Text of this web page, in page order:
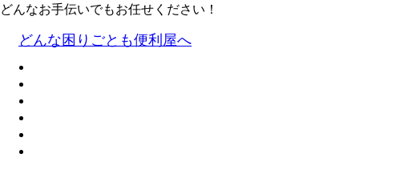
どんなお手伝いでもお任せください！
どんな困りごとも便利屋へ